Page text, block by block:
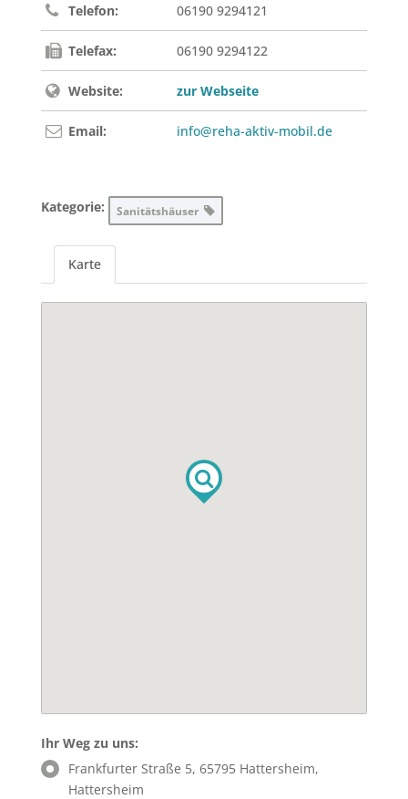
Telefon: 06190 9294121
Telefax: 06190 9294122
Website: zur Webseite
Email: info@reha-aktiv-mobil.de
Kategorie: Sanitätshäuser
Karte
Ihr Weg zu uns:
Frankfurter Straße 5, 65795 Hattersheim,
Hattersheim